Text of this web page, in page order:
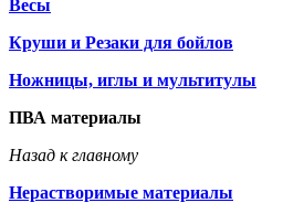
Весы
Круши и Резаки для бойлов
Ножницы, иглы и мультитулы
ПВА материалы
Назад к главному
Нерастворимые материалы